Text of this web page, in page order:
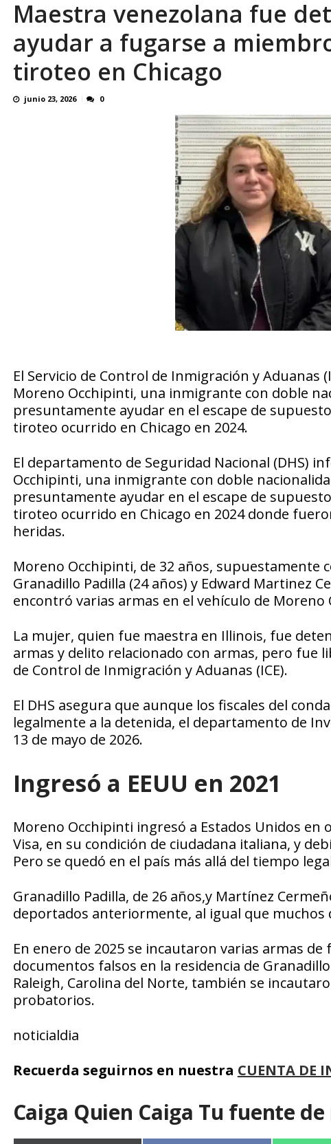
Binance despliega su tarjeta en Venezuela en
Maestra venezolana fue
ayudar a fugarse a
tiroteo en Chicago
junio 23, 2026 0
El Servicio de Control de Inmigración y Aduanas
Moreno Occhipinti, una inmigrante con doble
presuntamente ayudar en el escape de
tiroteo ocurrido en Chicago en 2024.
El departamento de Seguridad Nacional (DHS)
Occhipinti, una inmigrante con doble
presuntamente ayudar en el escape de
tiroteo ocurrido en Chicago en 2024 donde
heridas.
Moreno Occhipinti, de 32 años, supuestamente
Granadillo Padilla (24 años) y Edward Martinez
encontró varias armas en el vehículo de
La mujer, quien fue maestra en Illinois, fue
armas y delito relacionado con armas, pero fue
de Control de Inmigración y Aduanas (ICE).
El DHS asegura que aunque los fiscales del
legalmente a la detenida, el departamento de
13 de mayo de 2026.
Ingresó a EEUU en 2021
Moreno Occhipinti ingresó a Estados Unidos en
Visa, en su condición de ciudadana italiana, y
Pero se quedó en el país más allá del tiempo
Granadillo Padilla, de 26 años,y Martínez
deportados anteriormente, al igual que muchos
En enero de 2025 se incautaron varias armas
documentos falsos en la residencia de
Raleigh, Carolina del Norte, también se
probatorios.
noticialdia
Recuerda seguirnos en nuestra CUENTA DE
Caiga Quien Caiga Tu fuente de